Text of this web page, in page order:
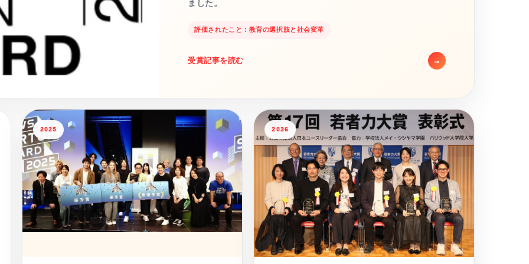
ました。
評価されたこと：教育の選択肢と社会変革
受賞記事を読む →
2025 2026